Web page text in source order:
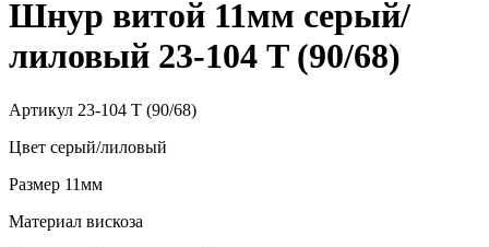
Шнур витой 11мм серый/
лиловый 23-104 T (90/68)
Артикул 23-104 T (90/68)
Цвет серый/лиловый
Размер 11мм
Материал вискоза